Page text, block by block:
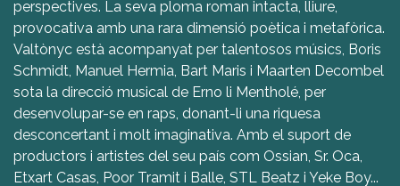
perspectives. La seva ploma roman intacta, lliure,
provocativa amb una rara dimensió poètica i metafòrica.
Valtònyc està acompanyat per talentosos músics, Boris
Schmidt, Manuel Hermia, Bart Maris i Maarten Decombel
sota la direcció musical de Erno li Mentholé, per
desenvolupar-se en raps, donant-li una riquesa
desconcertant i molt imaginativa. Amb el suport de
productors i artistes del seu país com Ossian, Sr. Oca,
Etxart Casas, Poor Tramit i Balle, STL Beatz i Yeke Boy...